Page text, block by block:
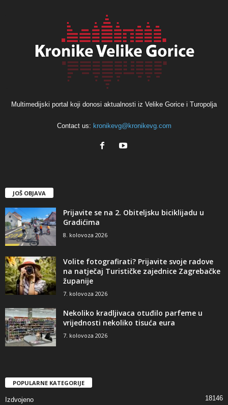
Multimedijski portal koji donosi aktualnosti iz Velike Gorice i Turopolja
Contact us: kronikevg@kronikevg.com
JOŠ OBJAVA
Prijavite se na 2. Obiteljsku biciklijadu u
Gradićima
8. kolovoza 2026
Volite fotografirati? Prijavite svoje radove
na natječaj Turističke zajednice Zagrebačke
županije
7. kolovoza 2026
Nekoliko kradljivaca otuđilo parfeme u
vrijednosti nekoliko tisuća eura
7. kolovoza 2026
POPULARNE KATEGORIJE
Izdvojeno 18146